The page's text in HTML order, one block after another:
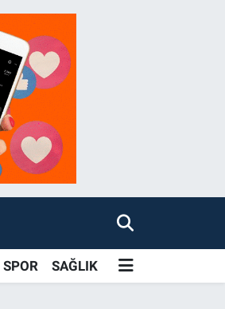
SPOR SAĞLIK